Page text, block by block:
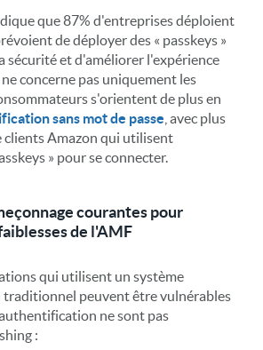
que 87% d'entreprises déploient
de déployer des « passkeys »
sécurité et d'améliorer l'expérience
concerne pas uniquement les
s'orientent de plus en
sans mot de passe , avec plus
clients Amazon qui utilisent
» pour se connecter.
courantes pour
de l'AMF
qui utilisent un système
peuvent être vulnérables
ne sont pas
: